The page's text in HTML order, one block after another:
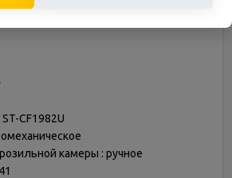
CF1982U
камеры : ручное